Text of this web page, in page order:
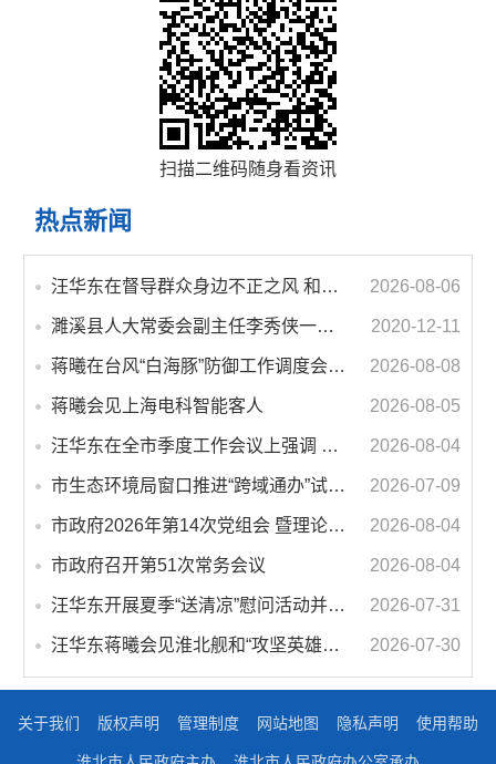
扫描二维码随身看资讯
热点新闻
汪华东在督导群众身边不正之风 和腐败问题集中整治工作时强调 以更高标准更实举措纵深推进集中整治 不断增强人民群众获得感幸福感安全感 2026-08-06
濉溪县人大常委会副主任李秀侠一行调研城乡客运一体化和治超工作 2020-12-11
蒋曦在台风“白海豚”防御工作调度会上强调 牢固树立和践行正确政绩观 切实维护人民群众生命财产安全 2026-08-08
蒋曦会见上海电科智能客人 2026-08-05
汪华东在全市季度工作会议上强调 锚定打好“三仗”任务和年度预期目标不动摇 在全市上下掀起比学赶超争先进位的攻坚热潮 2026-08-04
市生态环境局窗口推进“跨域通办”试点 服务再升级 办事更便利 2026-07-09
市政府2026年第14次党组会 暨理论学习中心组学习会议召开 蒋曦主持会议并讲话 2026-08-04
市政府召开第51次常务会议 2026-08-04
汪华东开展夏季“送清凉”慰问活动并调研专门教育工作 落实落细防暑降温措施 用心用情关爱一线职工 2026-07-31
汪华东蒋曦会见淮北舰和“攻坚英雄连”官兵代表 2026-07-30
关于我们 版权声明 管理制度 网站地图 隐私声明 使用帮助